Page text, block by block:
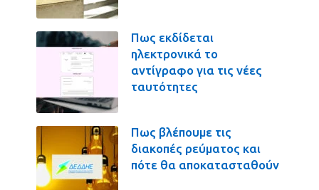
Πως εκδίδεται
ηλεκτρονικά το
αντίγραφο για τις νέες
ταυτότητες
Πως βλέπουμε τις
διακοπές ρεύματος και
πότε θα αποκατασταθούν